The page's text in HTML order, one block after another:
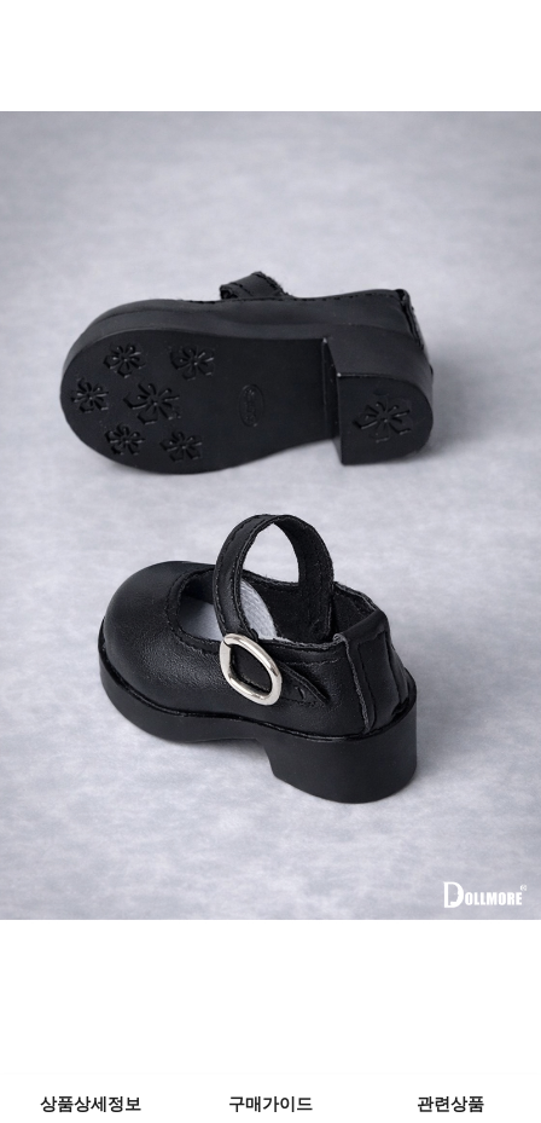
상품상세정보 구매가이드 관련상품